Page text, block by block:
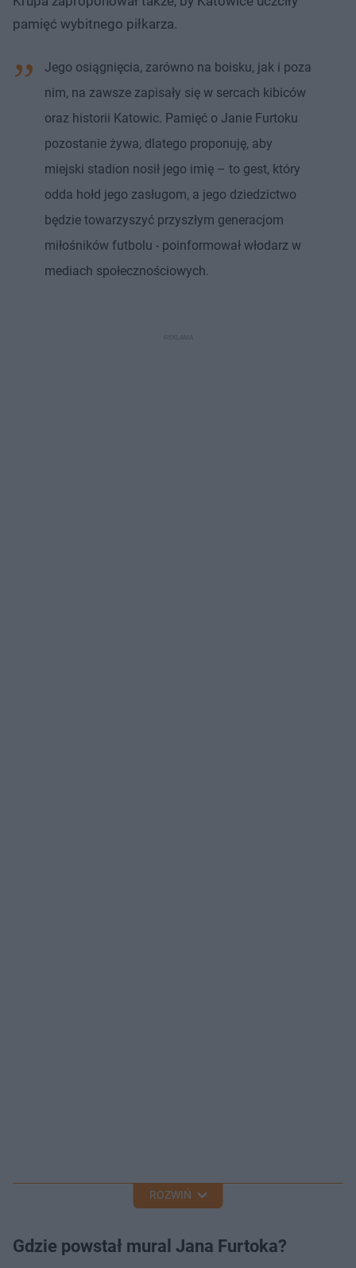
pamięć wybitnego piłkarza.
Jego osiągnięcia, zarówno na boisku, jak i poza
nim, na zawsze zapisały się w sercach kibiców
oraz historii Katowic. Pamięć o Janie Furtoku
pozostanie żywa, dlatego proponuję, aby
miejski stadion nosił jego imię – to gest, który
odda hołd jego zasługom, a jego dziedzictwo
będzie towarzyszyć przyszłym generacjom
miłośników futbolu - poinformował włodarz w
mediach społecznościowych.
ROZWIŃ
Gdzie powstał mural Jana Furtoka?